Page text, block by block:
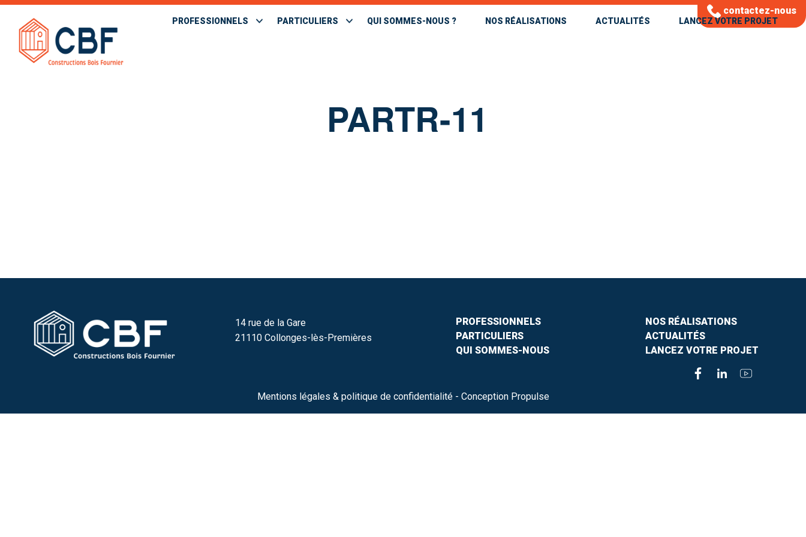
contactez-nous
PROFESSIONNELS PARTICULIERS QUI SOMMES-NOUS ? NOS RÉALISATIONS ACTUALITÉS LANCEZ VOTRE PROJET
PARTR-11
14 rue de la Gare
21110 Collonges-lès-Premières
PROFESSIONNELS
PARTICULIERS
QUI SOMMES-NOUS
NOS RÉALISATIONS
ACTUALITÉS
LANCEZ VOTRE PROJET
Mentions légales & politique de confidentialité - Conception Propulse